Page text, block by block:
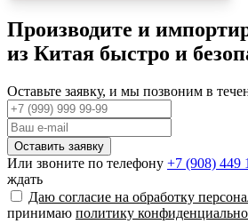
Производите и
из Китая быстро и
Оставьте заявку, и мы позвоним в
Оставить заявку
Или звоните по телефону +7 (908) 449
ждать
Даю согласие на обработку
принимаю политику